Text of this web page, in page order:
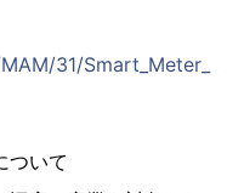
31/Smart_Meter_
ついて